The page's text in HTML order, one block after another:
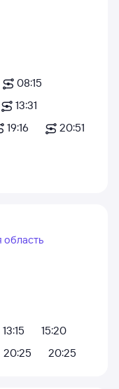
08:15
13:31
19:16
20:51
13:15
15:20
20:25 20:25